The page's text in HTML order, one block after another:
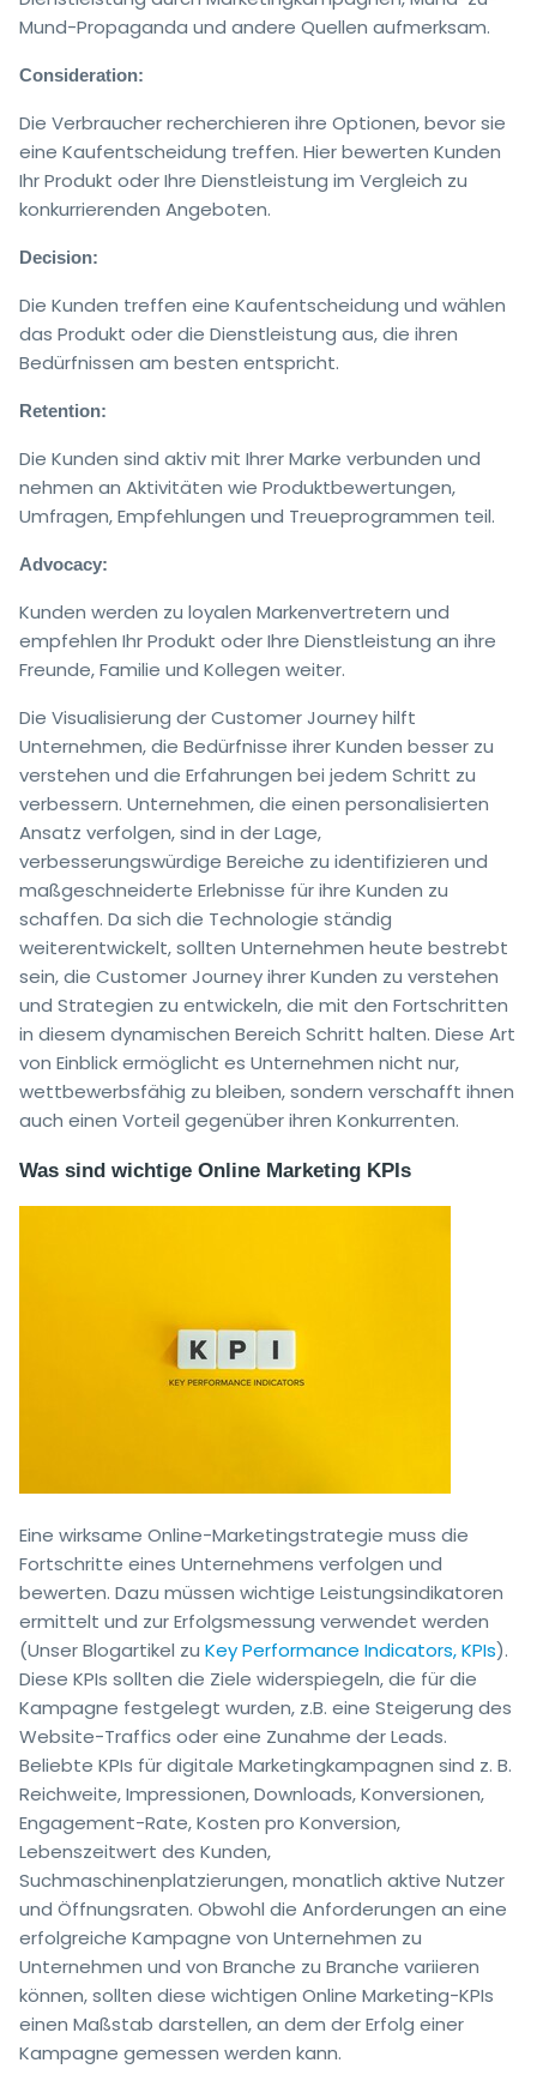
Mund-Propaganda und andere Quellen aufmerksam.
Consideration:
Die Verbraucher recherchieren ihre Optionen, bevor sie
eine Kaufentscheidung treffen. Hier bewerten Kunden
Ihr Produkt oder Ihre Dienstleistung im Vergleich zu
konkurrierenden Angeboten.
Decision:
Die Kunden treffen eine Kaufentscheidung und wählen
das Produkt oder die Dienstleistung aus, die ihren
Bedürfnissen am besten entspricht.
Retention:
Die Kunden sind aktiv mit Ihrer Marke verbunden und
nehmen an Aktivitäten wie Produktbewertungen,
Umfragen, Empfehlungen und Treueprogrammen teil.
Advocacy:
Kunden werden zu loyalen Markenvertretern und
empfehlen Ihr Produkt oder Ihre Dienstleistung an ihre
Freunde, Familie und Kollegen weiter.
Die Visualisierung der Customer Journey hilft
Unternehmen, die Bedürfnisse ihrer Kunden besser zu
verstehen und die Erfahrungen bei jedem Schritt zu
verbessern. Unternehmen, die einen personalisierten
Ansatz verfolgen, sind in der Lage,
verbesserungswürdige Bereiche zu identifizieren und
maßgeschneiderte Erlebnisse für ihre Kunden zu
schaffen. Da sich die Technologie ständig
weiterentwickelt, sollten Unternehmen heute bestrebt
sein, die Customer Journey ihrer Kunden zu verstehen
und Strategien zu entwickeln, die mit den Fortschritten
in diesem dynamischen Bereich Schritt halten. Diese Art
von Einblick ermöglicht es Unternehmen nicht nur,
wettbewerbsfähig zu bleiben, sondern verschafft ihnen
auch einen Vorteil gegenüber ihren Konkurrenten.
Was sind wichtige Online Marketing KPIs
Eine wirksame Online-Marketingstrategie muss die
Fortschritte eines Unternehmens verfolgen und
bewerten. Dazu müssen wichtige Leistungsindikatoren
ermittelt und zur Erfolgsmessung verwendet werden
(Unser Blogartikel zu Key Performance Indicators, KPIs).
Diese KPIs sollten die Ziele widerspiegeln, die für die
Kampagne festgelegt wurden, z.B. eine Steigerung des
Website-Traffics oder eine Zunahme der Leads.
Beliebte KPIs für digitale Marketingkampagnen sind z. B.
Reichweite, Impressionen, Downloads, Konversionen,
Engagement-Rate, Kosten pro Konversion,
Lebenszeitwert des Kunden,
Suchmaschinenplatzierungen, monatlich aktive Nutzer
und Öffnungsraten. Obwohl die Anforderungen an eine
erfolgreiche Kampagne von Unternehmen zu
Unternehmen und von Branche zu Branche variieren
können, sollten diese wichtigen Online Marketing-KPIs
einen Maßstab darstellen, an dem der Erfolg einer
Kampagne gemessen werden kann.